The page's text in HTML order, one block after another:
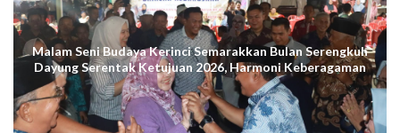
Malam Seni Budaya Kerinci Semarakkan Bulan Serengkuh
Dayung Serentak Ketujuan 2026, Harmoni Keberagaman
Terus Menggema di Kuala Tungkal